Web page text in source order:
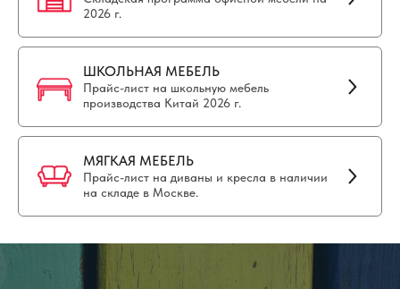
2026 г.
ШКОЛЬНАЯ МЕБЕЛЬ
Прайс-лист на школьную мебель
производства Китай 2026 г.
МЯГКАЯ МЕБЕЛЬ
Прайс-лист на диваны и кресла в наличии
на складе в Москве.